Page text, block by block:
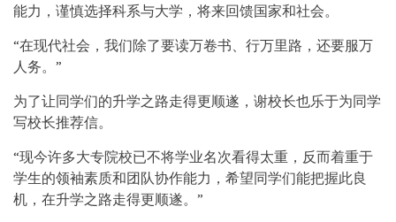
能力，谨慎选择科系与大学，将来回馈国家和社会。
“在现代社会，我们除了要读万卷书、行万里路，还要服万
人务。”
为了让同学们的升学之路走得更顺遂，谢校长也乐于为同学
写校长推荐信。
“现今许多大专院校已不将学业名次看得太重，反而着重于
学生的领袖素质和团队协作能力，希望同学们能把握此良
机，在升学之路走得更顺遂。”